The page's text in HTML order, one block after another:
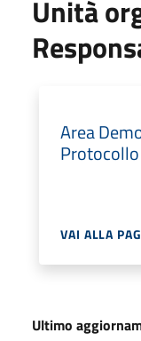
Unità
Area
Protocollo
VAI ALLA
Ultimo